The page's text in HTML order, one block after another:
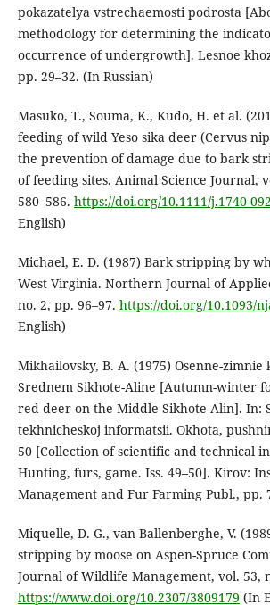
pokazatelya vstrechaemosti podrosta
methodology for determining the
occurrence of undergrowth]. Lesnoe
pp. 29–32. (In Russian)
Masuko, T., Souma, K., Kudo, H. et al.
feeding of wild Yeso sika deer (Cervus
the prevention of damage due to bark
of feeding sites. Animal Science Journal,
580–586. https://doi.org/10.1111/j.1740-
English)
Michael, E. D. (1987) Bark stripping by
West Virginia. Northern Journal of
no. 2, pp. 96–97. https://doi.org/10.1093/
English)
Mikhailovsky, B. A. (1975) Osenne-
Srednem Sikhote-Aline [Autumn-winter
red deer on the Middle Sikhote-Alin]. In:
tekhnicheskoj informatsii. Okhota,
50 [Collection of scientific and technical
Hunting, furs, game. Iss. 49–50]. Kirov:
Management and Fur Farming Publ., pp.
Miquelle, D. G., van Ballenberghe, V.
stripping by moose on Aspen-Spruce
Journal of Wildlife Management, vol. 53,
https://www.doi.org/10.2307/3809179 (In